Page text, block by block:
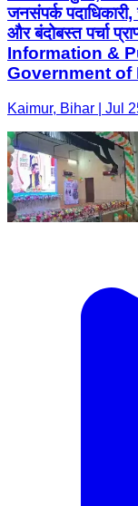
जनसंपर्क
और बंदोबस्त पर्चा
Information &
Government of
Kaimur, Bihar | Jul